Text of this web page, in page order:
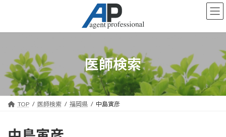
ン
キ
プ
ー
に
動
医師検索
TOP 医師検索 福岡県 中島寅彦